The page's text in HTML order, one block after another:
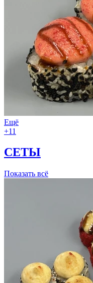
Ещё
+11
СЕТЫ
Показать всё